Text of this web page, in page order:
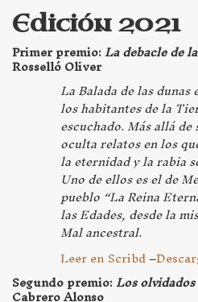
Edición 2021
Primer premio:La debacle de
Rosselló Oliver
LaBalada de las dunas
los habitantes de la
escuchado. Más allá
oculta relatos en los
la eternidad y la rabia
Uno de ellos es el de
pueblo “La Reina
las Edades, desde la
Mal ancestral.
Leer en Scribd–
Segundo premio:Los